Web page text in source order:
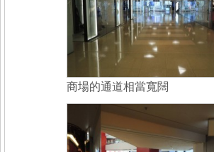
商場的通道相當寬闊